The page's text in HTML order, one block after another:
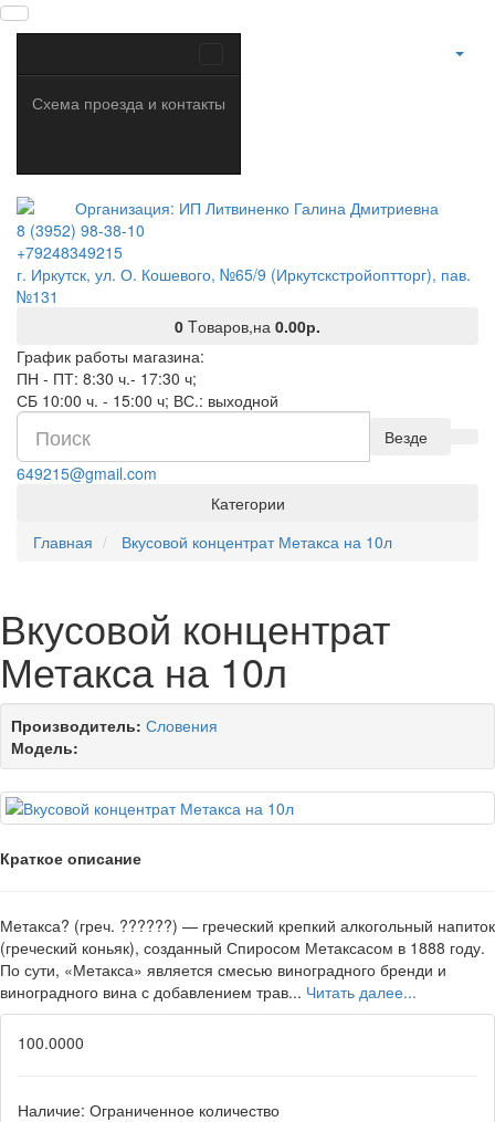
Схема проезда и контакты
8 (3952) 98-38-10
+79248349215
г. Иркутск, ул. О. Кошевого, №65/9 (Иркутскстройоптторг), пав.
№131
0 Tоваров,на 0.00р.
График работы магазина:
ПН - ПТ: 8:30 ч.- 17:30 ч;
СБ 10:00 ч. - 15:00 ч; ВС.: выходной
Везде
649215@gmail.com
Категории
Главная
Вкусовой концентрат Метакса на 10л
Вкусовой концентрат
Метакса на 10л
Производитель: Словения
Модель:
Краткое описание
Метакса? (греч. ??????) — греческий крепкий алкогольный напиток
(греческий коньяк), созданный Спиросом Метаксасом в 1888 году.
По сути, «Метакса» является смесью виноградного бренди и
виноградного вина с добавлением трав... Читать далее...
100.0000
Наличие: Ограниченное количество